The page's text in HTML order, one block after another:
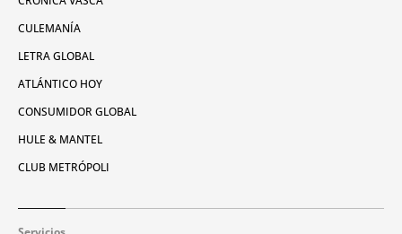
CULEMANÍA
LETRA GLOBAL
ATLÁNTICO HOY
CONSUMIDOR GLOBAL
HULE & MANTEL
CLUB METRÓPOLI